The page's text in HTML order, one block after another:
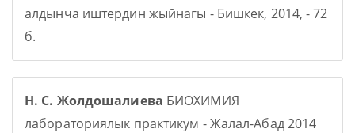
алдынча иштердин жыйнагы - Бишкек, 2014, - 72
б.
Н. С. Жолдошалиева БИОХИМИЯ
лабораториялык практикум - Жалал-Абад 2014